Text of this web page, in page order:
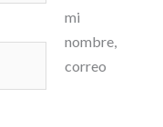
mi
nombre,
correo